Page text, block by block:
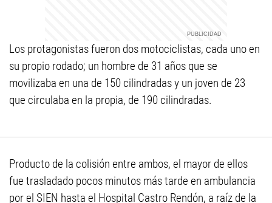
Los protagonistas fueron dos motociclistas, cada uno en
su propio rodado; un hombre de 31 años que se
movilizaba en una de 150 cilindradas y un joven de 23
que circulaba en la propia, de 190 cilindradas.
Producto de la colisión entre ambos, el mayor de ellos
fue trasladado pocos minutos más tarde en ambulancia
por el SIEN hasta el Hospital Castro Rendón, a raíz de la